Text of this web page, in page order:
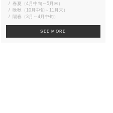
春夏（4月中旬～5月末）
晩秋（10月中旬～11月末）
陽春（3月～4月中旬）
SEE MORE